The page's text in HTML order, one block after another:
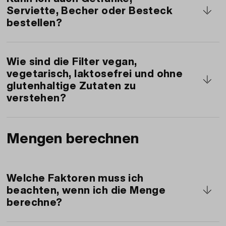
Haushalts-Abfall entsorgen/recyclen.
Serviette, Becher oder Besteck
bestellen?
bestellen" anwählen) liefert Ihnen jedoch alles,
was noch fehlt von Dekoration bis Getränke
(inkl. alkoholhaltige Getränke wie Bier oder
Wein).
Wie sind die Filter vegan,
vegetarisch, laktosefrei und ohne
glutenhaltige Zutaten zu
verstehen?
Vegan:
keine tierischen Zutaten
Vegetarisch:kein Fleisch oder Fisch
Zutaten mit Gluten; da glutenhaltige
Speisen im gleichen Raum zubereitet
werden, können Kreuzkontaminationen
Mengen berechnen
Welche Faktoren muss ich
beachten, wenn ich die Menge
berechne?